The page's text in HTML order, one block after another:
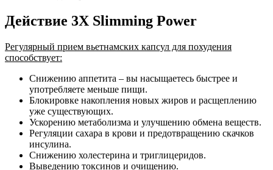
Действие 3X Slimming Power
Регулярный прием вьетнамских капсул для похудения
способствует:
Снижению аппетита – вы насыщаетесь быстрее и
употребляете меньше пищи.
Блокировке накопления новых жиров и расщеплению
уже существующих.
Ускорению метаболизма и улучшению обмена веществ.
Регуляции сахара в крови и предотвращению скачков
инсулина.
Снижению холестерина и триглицеридов.
Выведению токсинов и очищению.